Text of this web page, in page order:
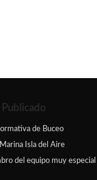
Publicado
de Buceo
Isla del Aire
del equipo muy especial |